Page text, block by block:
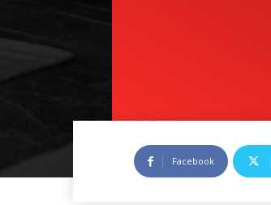
Facebook